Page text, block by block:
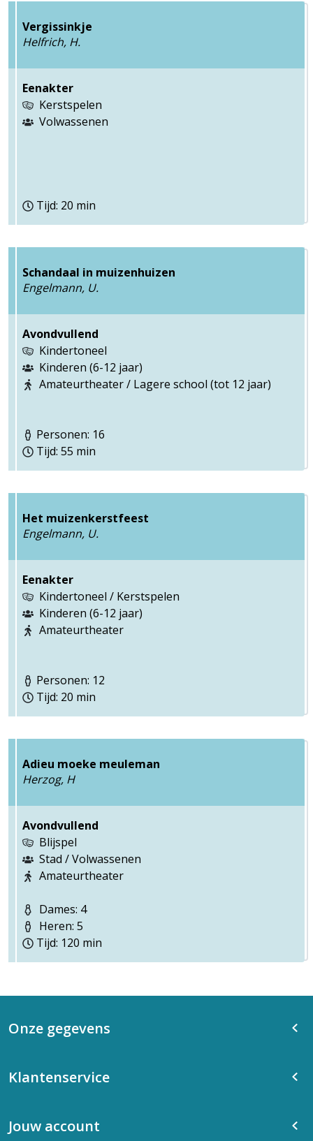
Vergissinkje
Helfrich, H.
Eenakter
Kerstspelen
Volwassenen
Tijd: 20 min
Schandaal in muizenhuizen
Engelmann, U.
Avondvullend
Kindertoneel
Kinderen (6-12 jaar)
Amateurtheater / Lagere school (tot 12 jaar)
Personen: 16
Tijd: 55 min
Het muizenkerstfeest
Engelmann, U.
Eenakter
Kindertoneel / Kerstspelen
Kinderen (6-12 jaar)
Amateurtheater
Personen: 12
Tijd: 20 min
Adieu moeke meuleman
Herzog, H
Avondvullend
Blijspel
Stad / Volwassenen
Amateurtheater
Dames: 4
Heren: 5
Tijd: 120 min
Onze gegevens
Klantenservice
Jouw account